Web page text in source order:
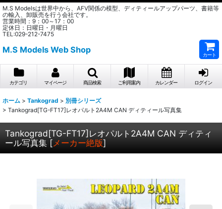
M.S Modelsは世界中から、AFV関係の模型、ディティールアップパーツ、書籍等
の輸入、卸販売を行う会社です。
営業時間：9：00～17：00
定休日：日曜日・月曜日
TEL:029-212-7475
M.S Models Web Shop
カート
カテゴリ マイページ 商品検索 ご利用案内 カレンダー ログイン
ホーム > Tankograd > 別冊シリーズ
> Tankograd[TG-FT17]レオパルト2A4M CAN ディティール写真集
Tankograd[TG-FT17]レオパルト2A4M CAN ディティ
ール写真集 [メーカー絶版]